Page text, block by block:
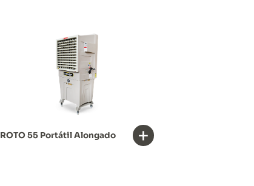
ROTO 55 Portátil Alongado +